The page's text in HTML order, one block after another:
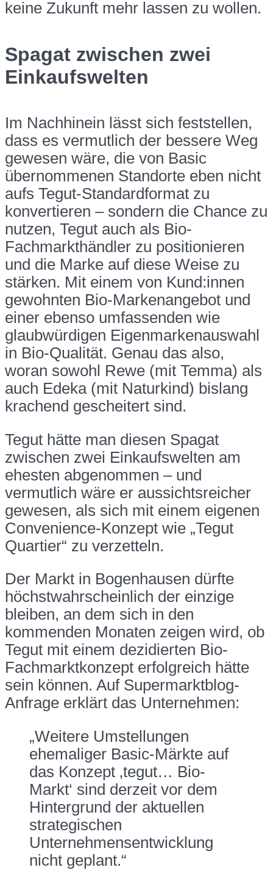
keine Zukunft mehr lassen zu wollen.
Spagat zwischen zwei
Einkaufswelten
Im Nachhinein lässt sich feststellen,
dass es vermutlich der bessere Weg
gewesen wäre, die von Basic
übernommenen Standorte eben nicht
aufs Tegut-Standardformat zu
konvertieren – sondern die Chance zu
nutzen, Tegut auch als Bio-
Fachmarkthändler zu positionieren
und die Marke auf diese Weise zu
stärken. Mit einem von Kund:innen
gewohnten Bio-Markenangebot und
einer ebenso umfassenden wie
glaubwürdigen Eigenmarkenauswahl
in Bio-Qualität. Genau das also,
woran sowohl Rewe (mit Temma) als
auch Edeka (mit Naturkind) bislang
krachend gescheitert sind.
Tegut hätte man diesen Spagat
zwischen zwei Einkaufswelten am
ehesten abgenommen – und
vermutlich wäre er aussichtsreicher
gewesen, als sich mit einem eigenen
Convenience-Konzept wie „Tegut
Quartier“ zu verzetteln.
Der Markt in Bogenhausen dürfte
höchstwahrscheinlich der einzige
bleiben, an dem sich in den
kommenden Monaten zeigen wird, ob
Tegut mit einem dezidierten Bio-
Fachmarktkonzept erfolgreich hätte
sein können. Auf Supermarktblog-
Anfrage erklärt das Unternehmen:
„Weitere Umstellungen
ehemaliger Basic-Märkte auf
das Konzept ‚tegut… Bio-
Markt‘ sind derzeit vor dem
Hintergrund der aktuellen
strategischen
Unternehmensentwicklung
nicht geplant.“